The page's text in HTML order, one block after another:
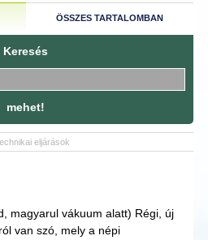
ÖSSZES TARTALOMBAN
Keresés
mehet!
eljárások
magyarul vákuum alatt) Régi, új
van szó, mely a népi